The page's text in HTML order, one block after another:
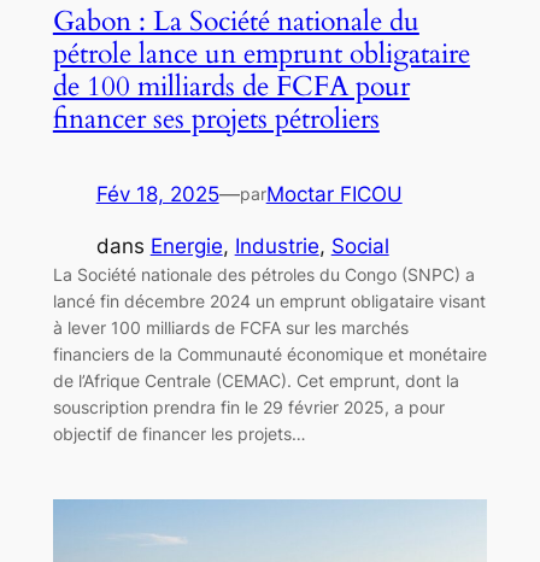
Gabon : La Société nationale du
pétrole lance un emprunt obligataire
de 100 milliards de FCFA pour
financer ses projets pétroliers
Fév 18, 2025—parMoctar FICOU
dans Energie, Industrie, Social
La Société nationale des pétroles du Congo (SNPC) a
lancé fin décembre 2024 un emprunt obligataire visant
à lever 100 milliards de FCFA sur les marchés
financiers de la Communauté économique et monétaire
de l’Afrique Centrale (CEMAC). Cet emprunt, dont la
souscription prendra fin le 29 février 2025, a pour
objectif de financer les projets…